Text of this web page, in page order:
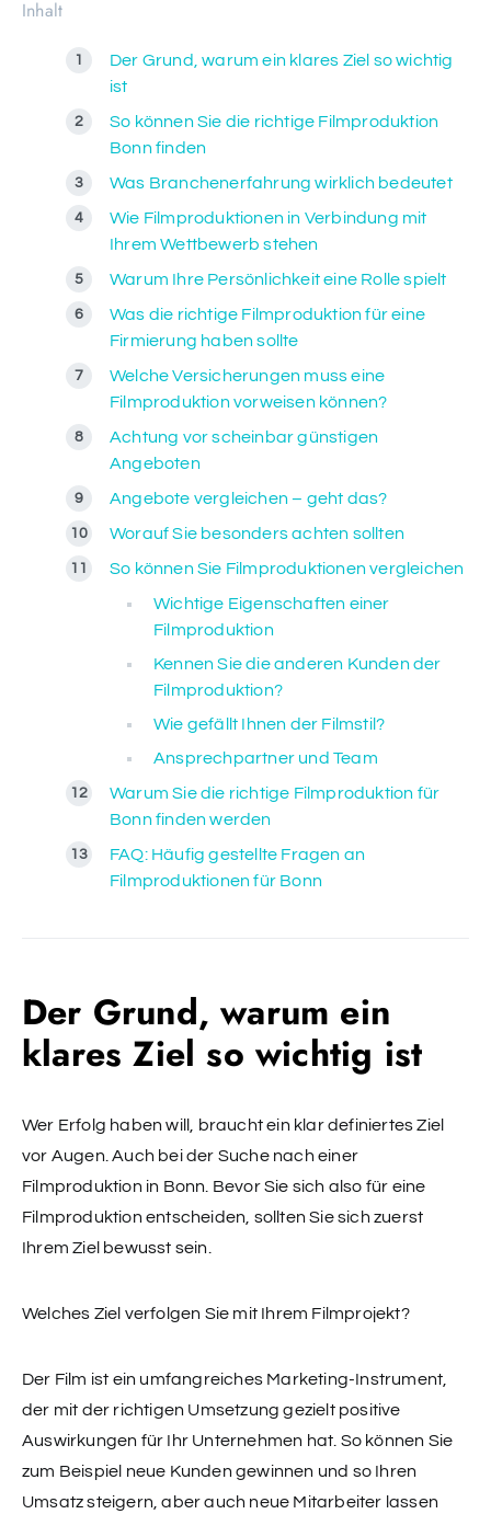
Inhalt
Der Grund, warum ein klares Ziel so wichtig
ist
So können Sie die richtige Filmproduktion
Bonn finden
Was Branchenerfahrung wirklich bedeutet
Wie Filmproduktionen in Verbindung mit
Ihrem Wettbewerb stehen
Warum Ihre Persönlichkeit eine Rolle spielt
Was die richtige Filmproduktion für eine
Firmierung haben sollte
Welche Versicherungen muss eine
Filmproduktion vorweisen können?
Achtung vor scheinbar günstigen
Angeboten
Angebote vergleichen – geht das?
Worauf Sie besonders achten sollten
So können Sie Filmproduktionen vergleichen
Wichtige Eigenschaften einer
Filmproduktion
Kennen Sie die anderen Kunden der
Filmproduktion?
Wie gefällt Ihnen der Filmstil?
Ansprechpartner und Team
Warum Sie die richtige Filmproduktion für
Bonn finden werden
FAQ: Häufig gestellte Fragen an
Filmproduktionen für Bonn
Der Grund, warum ein
klares Ziel so wichtig ist
Wer Erfolg haben will, braucht ein klar definiertes Ziel
vor Augen. Auch bei der Suche nach einer
Filmproduktion in Bonn. Bevor Sie sich also für eine
Filmproduktion entscheiden, sollten Sie sich zuerst
Ihrem Ziel bewusst sein.
Welches Ziel verfolgen Sie mit Ihrem Filmprojekt?
Der Film ist ein umfangreiches Marketing-Instrument,
der mit der richtigen Umsetzung gezielt positive
Auswirkungen für Ihr Unternehmen hat. So können Sie
zum Beispiel neue Kunden gewinnen und so Ihren
Umsatz steigern, aber auch neue Mitarbeiter lassen